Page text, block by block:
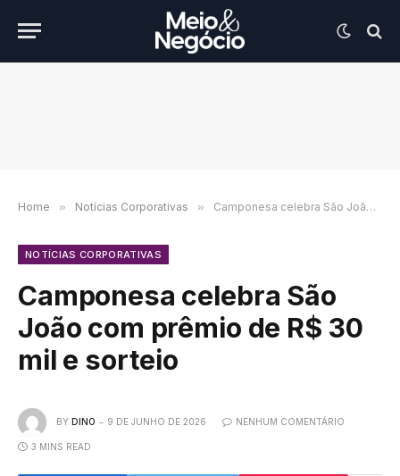
Home » Notícias Corporativas » Camponesa celebra São João com prêmio de R$ 30 mil e sorteio
NOTÍCIAS CORPORATIVAS
Camponesa celebra São
João com prêmio de R$ 30
mil e sorteio
BY DINO 9 DE JUNHO DE 2026 NENHUM COMENTÁRIO
3 MINS READ